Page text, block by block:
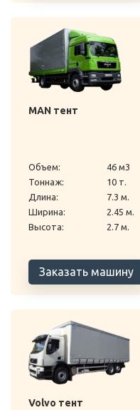
MAN тент
Объем:
46 м3
Тоннаж:
10 т.
Длина:
7.3 м.
Ширина:
2.45 м.
Высота:
2.7 м.
Заказать машину
Volvo тент